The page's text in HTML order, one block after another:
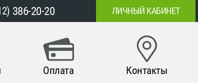
386-20-20 ЛИЧНЫЙ КАБИНЕТ
Оплата Контакты